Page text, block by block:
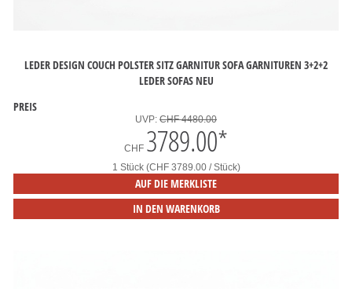
LEDER DESIGN COUCH POLSTER SITZ GARNITUR SOFA GARNITUREN 3+2+2
LEDER SOFAS NEU
PREIS
UVP: CHF 4480.00
CHF 3789.00*
1 Stück (CHF 3789.00 / Stück)
AUF DIE MERKLISTE
IN DEN WARENKORB